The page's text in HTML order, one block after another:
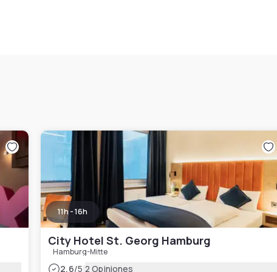
11h - 16h
City Hotel St. Georg Hamburg
Hamburg-Mitte
2.6/5|2 Opiniones